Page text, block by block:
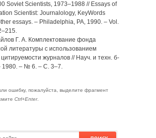
Soviet Scientists, 1973–1988 // Essays of
Scientist: Journalology, KeyWords
essays. – Philadelphia, PA, 1990. – Vol.
Г. А. Комплектование фонда
литературы с использованием
журналов // Науч. и техн. б-
1980. – № 6. – С. 3–7.
ошибку, пожалуйста, выделите фрагмент
Ctrl+Enter.